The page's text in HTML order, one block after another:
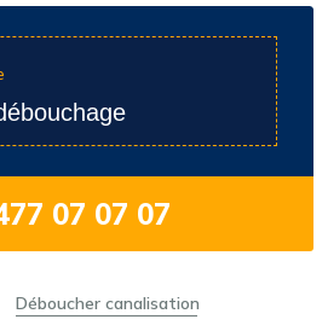
07 07 07
Déboucher canalisation